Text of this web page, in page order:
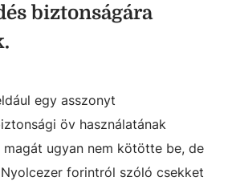
biztonságára
egy asszonyt
öv használatának
ugyan nem kötötte be, de
forintról szóló csekket